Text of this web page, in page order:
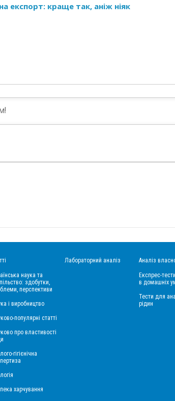
експорт: краще так, аніж ніяк
наука та
здобутки,
перспективи
і виробництво
популярні статті
про властивості
гігієнічна
харчування
Лабораторний аналіз Аналіз
Експрес-
в домашніх
Тести для
рідин